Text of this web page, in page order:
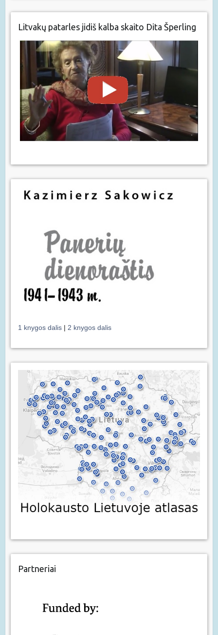
Litvakų patarles jidiš kalba skaito Dita Šperling
1 knygos dalis | 2 knygos dalis
Partneriai